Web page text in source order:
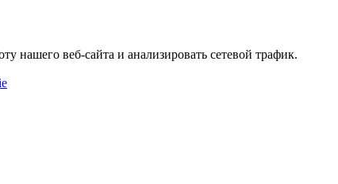
нашего веб-сайта и анализировать сетевой трафик.